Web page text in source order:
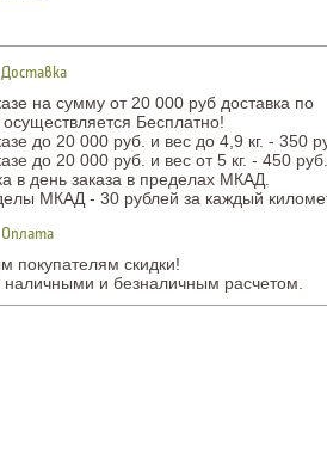
Доставка
на сумму от 20 000 руб доставка по
Бесплатно!
до 20 000 руб. и вес до 4,9 кг. - 350
до 20 000 руб. и вес от 5 кг. - 450 руб.
в день заказа в пределах МКАД.
МКАД - 30 рублей за каждый
Оплата
покупателям скидки!
и безналичным расчетом.